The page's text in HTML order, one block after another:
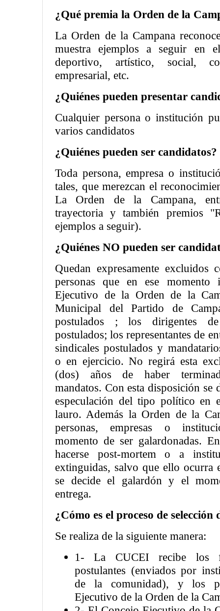
¿Qué premia la Orden de la
La Orden de la Campana
muestra ejemplos a seguir en
deportivo, artístico, social,
empresarial, etc.
¿Quiénes pueden presentar
Cualquier persona o institución
varios candidatos
¿Quiénes pueden ser candidatos?
Toda persona, empresa o
tales, que merezcan el
La Orden de la Campana,
trayectoria y también premios
ejemplos a seguir).
¿Quiénes NO pueden ser
Quedan expresamente excluidos
personas que en ese momento
Ejecutivo de la Orden de la
Municipal del Partido de
postulados ; los dirigentes
postulados; los representantes de
sindicales postulados y
o en ejercicio. No regirá esta
(dos) años de haber
mandatos. Con esta disposición se
especulación del tipo político en
lauro. Además la Orden de la
personas, empresas o
momento de ser galardonadas.
hacerse post-mortem o a
extinguidas, salvo que ello ocurra
se decide el galardón y el
entrega.
¿Cómo es el proceso de selección
Se realiza de la siguiente manera:
1- La CUCEI recibe los
postulantes (enviados por
de la comunidad), y los
Ejecutivo de la Orden de la